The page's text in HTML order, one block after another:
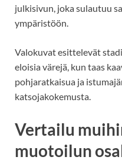
julkisivun, joka sulautuu
ympäristöön.
Valokuvat esittelevät
eloisia värejä, kun taas
pohjaratkaisua ja
katsojakokemusta.
Vertailu
muotoilun